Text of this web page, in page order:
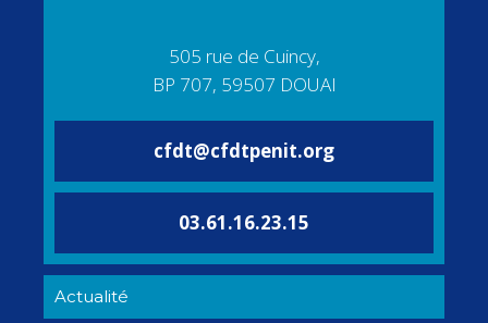
505 rue de Cuincy,
BP 707, 59507 DOUAI
cfdt@cfdtpenit.org
03.61.16.23.15
Actualité